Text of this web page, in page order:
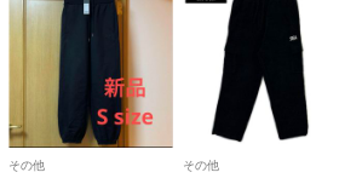
公式ショップのブランド古着買取販売BAZZS
よって運営されています。
にお届けできるように心がけております。
law/lnk/
その他 その他